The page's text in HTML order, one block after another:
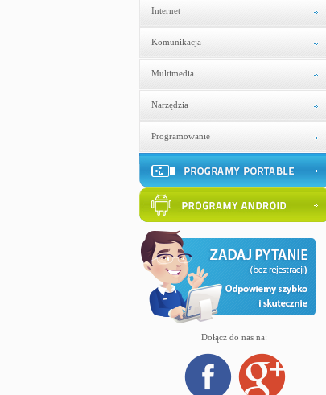
Internet
Komunikacja
Multimedia
Narzędzia
Programowanie
Dołącz do nas na: